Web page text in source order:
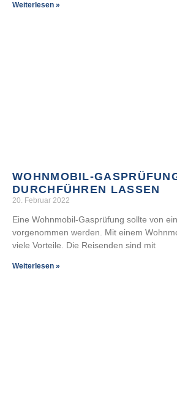
Weiterlesen »
WOHNMOBIL-
DURCHFÜHREN LASSEN
20. Februar 2022
Eine Wohnmobil-Gasprüfung sollte von
vorgenommen werden. Mit einem
viele Vorteile. Die Reisenden sind mit
Weiterlesen »